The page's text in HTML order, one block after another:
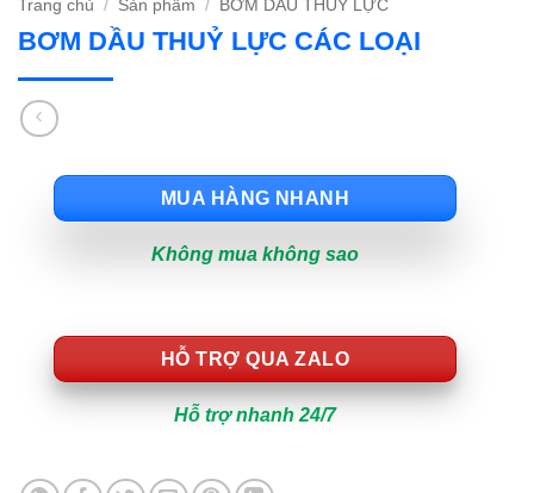
Trang chủ / Sản phẩm / BƠM DẦU THUỶ LỰC
BƠM DẦU THUỶ LỰC CÁC LOẠI
MUA HÀNG NHANH
Không mua không sao
HỖ TRỢ QUA ZALO
Hỗ trợ nhanh 24/7